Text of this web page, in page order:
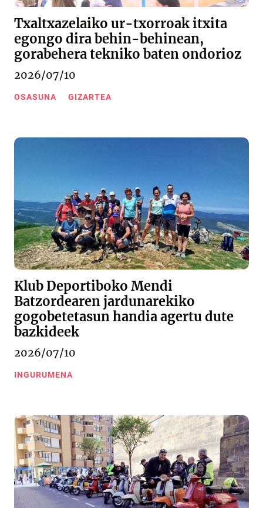
Txaltxazelaiko ur-txorroak itxita
egongo dira behin-behinean,
gorabehera tekniko baten ondorioz
2026/07/10
OSASUNA GIZARTEA
Klub Deportiboko Mendi
Batzordearen jardunarekiko
gogobetetasun handia agertu dute
bazkideek
2026/07/10
INGURUMENA